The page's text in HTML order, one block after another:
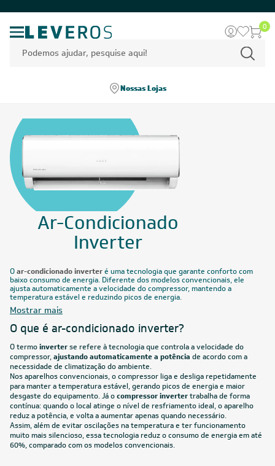
COMPRE PELO WHATSAPP
Ar-Condicionado
Inverter
Oar-condicionado inverteré uma tecnologia que garante conforto com
baixo consumo de energia. Diferente dos modelos convencionais, ele
ajusta automaticamente a velocidade do compressor, mantendo a
temperatura estável e reduzindo picos de energia.
Mostrar mais
Filtro
9.000